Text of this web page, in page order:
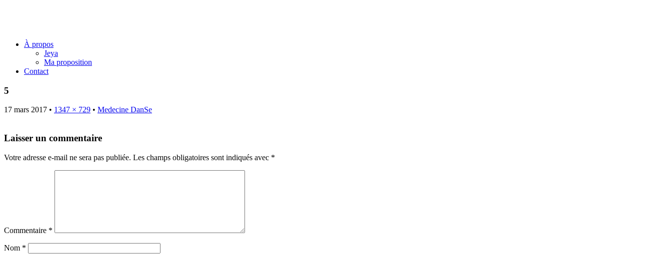
Menu
Skip
À propos
Jeya
Ma proposition
Contact
5
17 mars 2017 • 1347 × 729 • Medecine DanSe
Laisser un commentaire
Votre adresse e-mail ne sera pas publiée. Les champs obligatoires sont indiqués avec *
Commentaire *
Nom *